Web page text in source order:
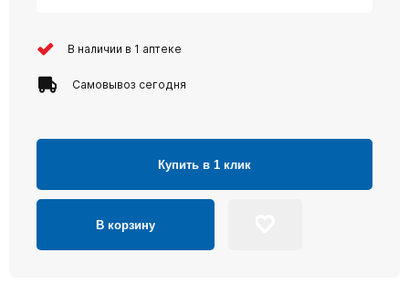
В наличии в 1 аптеке
Самовывоз сегодня
Купить в 1 клик
В корзину